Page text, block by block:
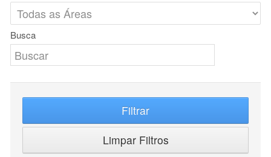
Busca
Filtrar
Limpar Filtros